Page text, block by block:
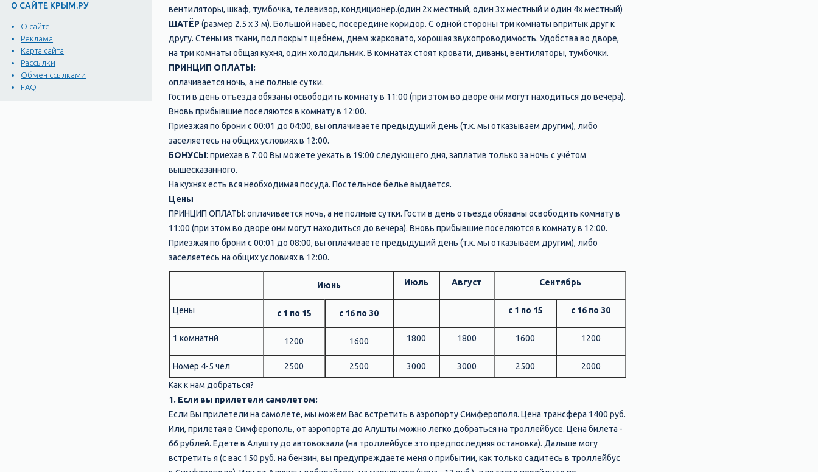
О САЙТЕ КРЫМ.РУ
О сайте
Реклама
Карта сайта
Рассылки
Обмен ссылками
FAQ
вентиляторы, шкаф, тумбочка, телевизор, кондиционер.(один 2х местный, один 3х местный и один 4х местный)
ШАТЁР(размер 2.5 х 3 м). Большой навес, посередине коридор. С одной стороны три комнаты впритык друг к
другу. Стены из ткани, пол покрыт щебнем, днем жарковато, хорошая звукопроводимость. Удобства во дворе,
на три комнаты общая кухня, один холодильник. В комнатах стоят кровати, диваны, вентиляторы, тумбочки.
ПРИНЦИП ОПЛАТЫ:
оплачивается ночь, а не полные сутки.
Гости в день отъезда обязаны освободить комнату в 11:00 (при этом во дворе они могут находиться до вечера).
Вновь прибывшие поселяются в комнату в 12:00.
Приезжая по брони с 00:01 до 04:00, вы оплачиваете предыдущий день (т.к. мы отказываем другим), либо
заселяетесь на общих условиях в 12:00.
БОНУСЫ: приехав в 7:00 Вы можете уехать в 19:00 следующего дня, заплатив только за ночь с учётом
вышесказанного.
На кухнях есть вся необходимая посуда. Постельное бельё выдается.
Цены
ПРИНЦИП ОПЛАТЫ: оплачивается ночь, а не полные сутки. Гости в день отъезда обязаны освободить комнату в
11:00 (при этом во дворе они могут находиться до вечера). Вновь прибывшие поселяются в комнату в 12:00.
Приезжая по брони с 00:01 до 08:00, вы оплачиваете предыдущий день (т.к. мы отказываем другим), либо
заселяетесь на общих условиях в 12:00.
Июнь Июль Август Сентябрь
Цены с 1 по 15 с 16 по 30 с 1 по 15 с 16 по 30
1 комнатнй 1200 1600 1800 1800 1600 1200
Номер 4-5 чел 2500 2500 3000 3000 2500
2000
Как к нам добраться?
1. Если вы прилетели самолетом:
Если Вы прилетели на самолете, мы можем Вас встретить в аэропорту Симферополя. Цена трансфера 1400 руб.
Или, прилетая в Симферополь, от аэропорта до Алушты можно легко добраться на троллейбусе. Цена билета -
66 рублей. Едете в Алушту до автовокзала (на троллейбусе это предпоследняя остановка). Дальше могу
встретить я (с вас 150 руб. на бензин, вы предупреждаете меня о прибытии, как только садитесь в троллейбус